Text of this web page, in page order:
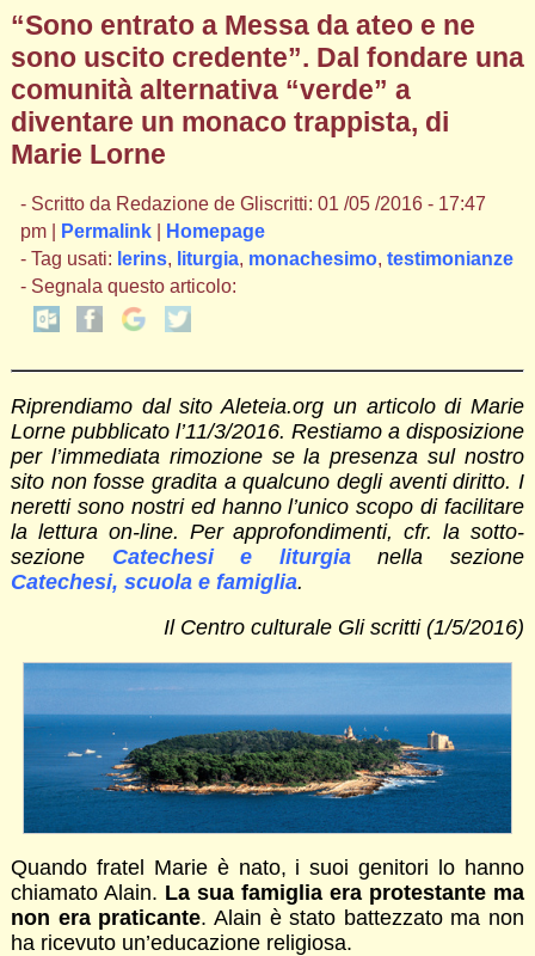
“Sono entrato a Messa da ateo e ne
sono uscito credente”. Dal fondare una
comunità alternativa “verde” a
diventare un monaco trappista, di
Marie Lorne
- Scritto da Redazione de Gliscritti: 01 /05 /2016 - 17:47
pm |
Permalink|
Homepage
- Tag usati: lerins, liturgia, monachesimo, testimonianze
- Segnala questo articolo:
Riprendiamo dal sito Aleteia.org un articolo di Marie
Lorne pubblicato l’11/3/2016. Restiamo a disposizione
per l’immediata rimozione se la presenza sul nostro
sito non fosse gradita a qualcuno degli aventi diritto. I
neretti sono nostri ed hanno l’unico scopo di facilitare
la lettura on-line. Per approfondimenti, cfr. la sotto-
sezione Catechesi e liturgianella sezione
Catechesi, scuola e famiglia.
Il Centro culturale Gli scritti (1/5/2016)
Quando fratel Marie è nato, i suoi genitori lo hanno
chiamato Alain. La sua famiglia era protestante ma
non era praticante. Alain è stato battezzato ma non
ha ricevuto un’educazione religiosa.